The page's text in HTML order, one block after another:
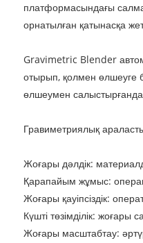
платформасындағы
орнатылған қатынасқа
Gravimetric Blender
отырып, қолмен өлшеуге
өлшеумен салыстырғанда,
Гравиметриялық
Жоғары дәлдік:
Қарапайым жұмыс:
Жоғары қауіпсіздік:
Күшті төзімділік:
Жоғары масштабтау: